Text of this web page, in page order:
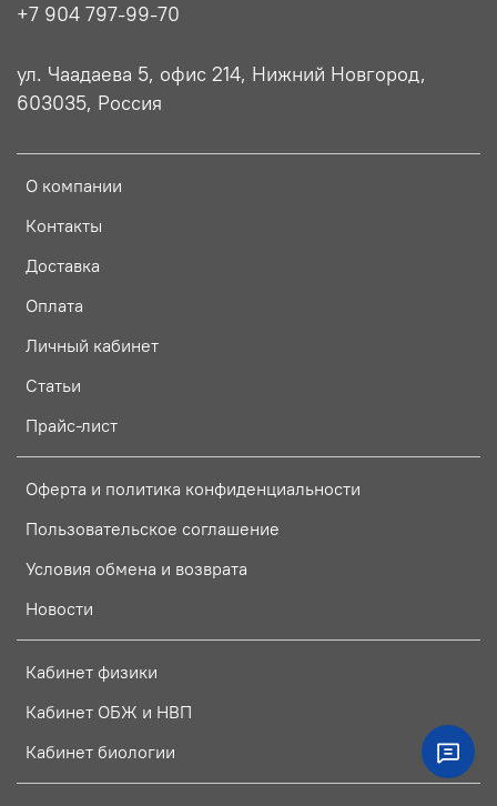
О компании
Контакты
Доставка
Оплата
Личный кабинет
Статьи
Прайс-лист
Оферта и политика конфиденциальности
Пользовательское соглашение
Условия обмена и возврата
Новости
Кабинет физики
Кабинет ОБЖ и НВП
Кабинет биологии
+7 904 797-99-70
ул. Чаадаева 5, офис 214, Нижний Новгород,
603035, Россия